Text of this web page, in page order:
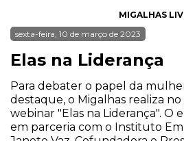
MIGALHAS
sexta-feira, 10 de março de 2023
Elas na Liderança
Para debater o papel da
destaque, o Migalhas realiza no
webinar "Elas na Liderança". O
em parceria com o Instituto